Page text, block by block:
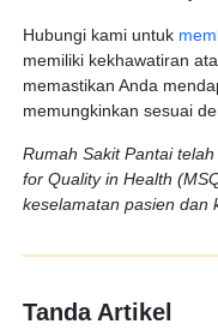
Hubungi kami untuk
memiliki kekhawatiran
memastikan Anda
memungkinkan sesuai
Rumah Sakit Pantai
for Quality in Health
keselamatan pasien dan
Tanda Artikel